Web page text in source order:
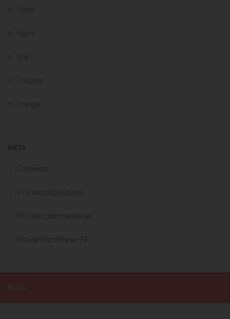
Sortir
Sport
Star
Théâtre
Voyage
MÉTA
Connexion
Flux des publications
Flux des commentaires
Site de WordPress-FR